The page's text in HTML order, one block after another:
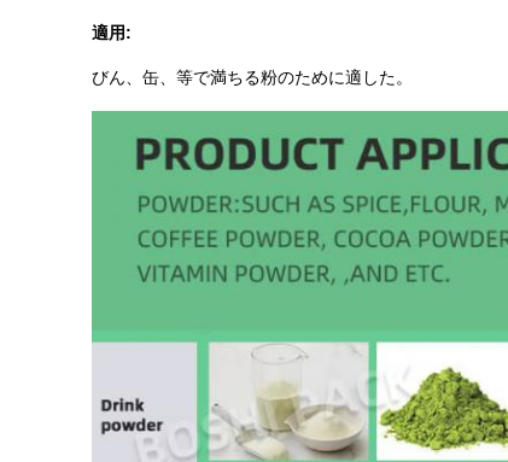
適用:
びん、缶、等で満ちる粉のために適した。